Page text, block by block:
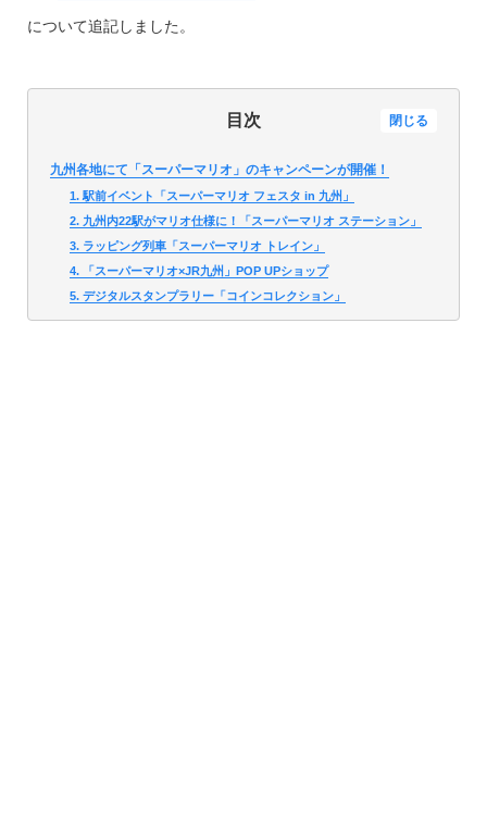
について追記しました。
目次 閉じる
九州各地にて「スーパーマリオ」のキャンペーンが開催！
1. 駅前イベント「スーパーマリオ フェスタ in 九州」
2. 九州内22駅がマリオ仕様に！「スーパーマリオ ステーション」
3. ラッピング列車「スーパーマリオ トレイン」
4. 「スーパーマリオ×JR九州」POP UPショップ
5. デジタルスタンプラリー「コインコレクション」